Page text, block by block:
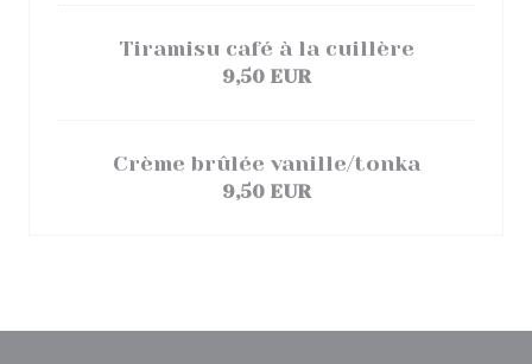
Tiramisu café à la cuillère
9,50 EUR
Crème brûlée vanille/tonka
9,50 EUR